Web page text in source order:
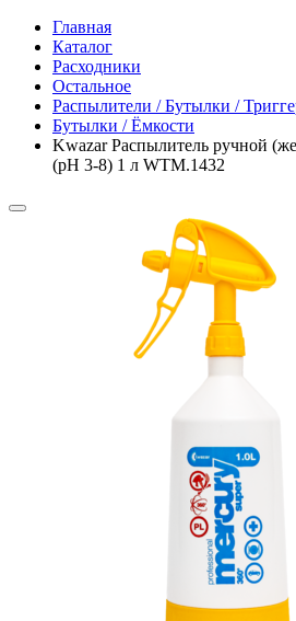
Главная
Каталог
Расходники
Остальное
Распылители / Бутылки /
Бутылки / Ёмкости
Kwazar Распылитель ручной
(pH 3-8) 1 л WTM.1432